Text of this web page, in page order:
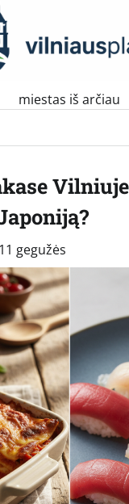
miestas iš arčiau
gegužės